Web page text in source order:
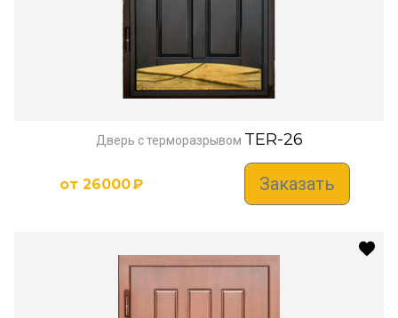
Дверь с терморазрывом TER-26
от 26000₽ Заказать